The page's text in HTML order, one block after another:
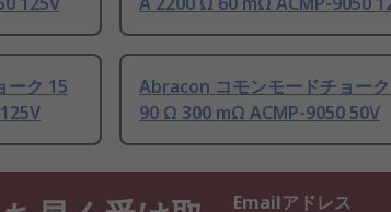
ーク 15
Abracon コモンモードチョー
90 Ω 300 mΩ ACMP-9050 50V
Emailアドレス